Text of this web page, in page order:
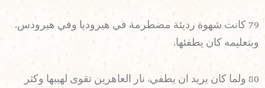
79 كانت شهوة رديئة مضطرمة في هيروديا وفي هيرودس،
وبتعليمه كان يطفئها،
80 ولما كان يريد ان يطفيء نار العاهرين تقوى لهيبها وكثر